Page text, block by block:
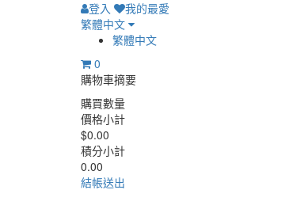
登入
我的最愛
繁體中文
繁體中文
0
購物車摘要
購買數量
價格小計
$0.00
積分小計
0.00
結帳送出